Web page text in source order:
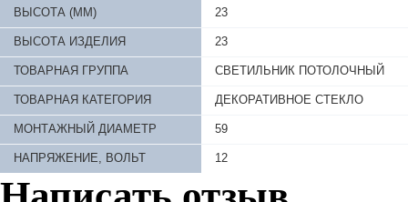
ВЫСОТА (ММ) 23
ВЫСОТА ИЗДЕЛИЯ 23
ТОВАРНАЯ ГРУППА СВЕТИЛЬНИК ПОТОЛОЧНЫЙ
ТОВАРНАЯ КАТЕГОРИЯ ДЕКОРАТИВНОЕ СТЕКЛО
МОНТАЖНЫЙ ДИАМЕТР 59
НАПРЯЖЕНИЕ, ВОЛЬТ 12